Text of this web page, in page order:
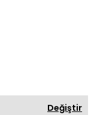
Değiştir